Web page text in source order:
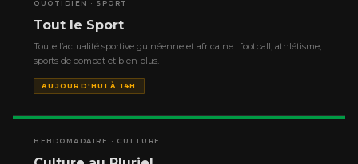
QUOTIDIEN · SPORT
Tout le Sport
Toute l’actualité sportive guinéenne et africaine : football, athlétisme,
sports de combat et bien plus.
AUJOURD'HUI À 14H
HEBDOMADAIRE · CULTURE